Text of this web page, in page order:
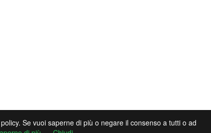
Se vuoi saperne di più o negare il consenso a tutti o ad